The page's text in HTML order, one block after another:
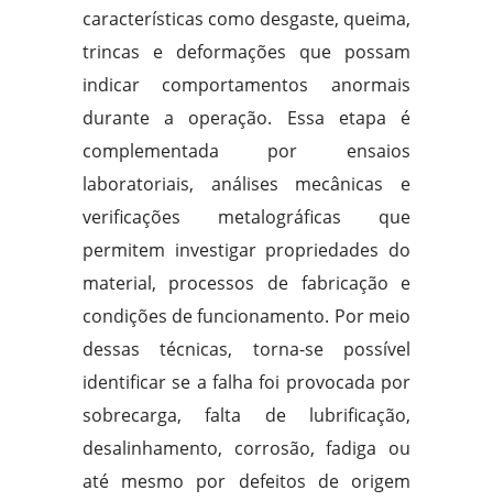
características como desgaste, queima,
trincas e deformações que possam
indicar comportamentos anormais
durante a operação. Essa etapa é
complementada por ensaios
laboratoriais, análises mecânicas e
verificações metalográficas que
permitem investigar propriedades do
material, processos de fabricação e
condições de funcionamento. Por meio
dessas técnicas, torna-se possível
identificar se a falha foi provocada por
sobrecarga, falta de lubrificação,
desalinhamento, corrosão, fadiga ou
até mesmo por defeitos de origem